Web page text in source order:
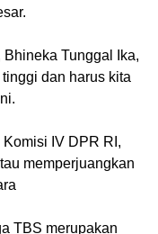
Tunggal Ika,
dan harus kita
IV DPR RI,
memperjuangkan
TBS merupakan